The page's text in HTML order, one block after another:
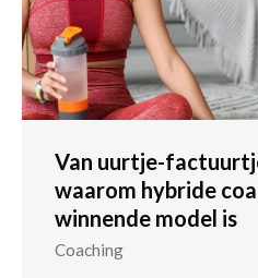
Van uurtje-
waarom hybride
winnende model is
Coaching